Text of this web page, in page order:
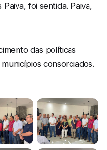
foi sentida. Paiva,
das políticas
consorciados.